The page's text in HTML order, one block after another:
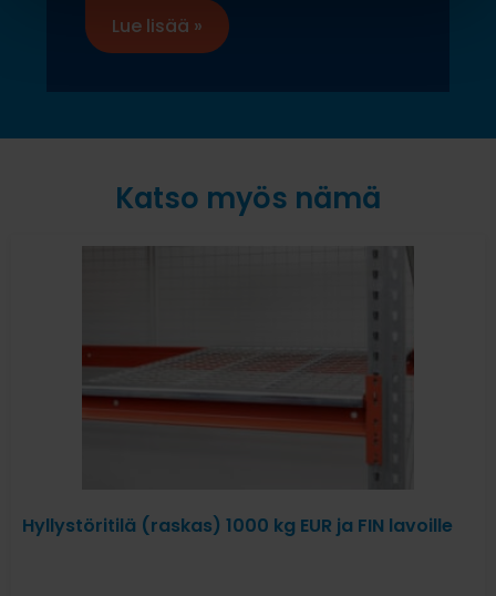
Lue lisää »
Katso myös nämä
Hyllystöritilä (raskas) 1000 kg EUR ja FIN lavoille